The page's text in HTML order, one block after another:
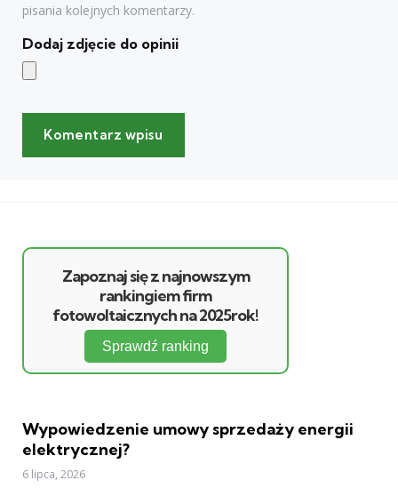
pisania kolejnych komentarzy.
Dodaj zdjęcie do opinii
Zapoznaj się z najnowszym
rankingiem firm
fotowoltaicznych na 2025rok!
Sprawdź ranking
Wypowiedzenie umowy sprzedaży energii
elektrycznej?
6 lipca, 2026